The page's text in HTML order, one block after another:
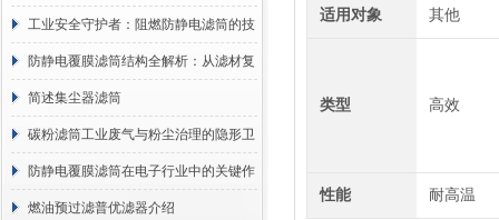
工业安全守护者：阻燃防静电滤筒的技
术原理与应用解析
防静电覆膜滤筒结构全解析：从滤材复
合到整体成型
简述集尘器滤筒
碳粉滤筒工业废气与粉尘治理的隐形卫
士
防静电覆膜滤筒在电子行业中的关键作
用
燃油预过滤普优滤器介绍
适用对象 其他
类型 高效
性能 耐高温